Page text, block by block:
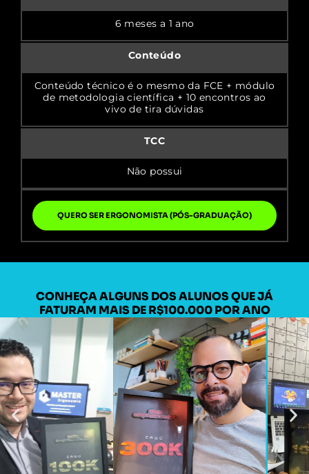
6 meses a 1 ano
Conteúdo
Conteúdo técnico é o mesmo da FCE + módulo
de metodologia científica + 10 encontros ao
vivo de tira dúvidas
TCC
Não possui
QUERO SER ERGONOMISTA (PÓS-GRADUAÇÃO)
CONHEÇA ALGUNS DOS ALUNOS QUE JÁ
FATURAM MAIS DE R$100.000 POR ANO